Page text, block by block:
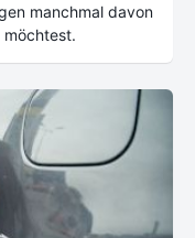
manchmal davon